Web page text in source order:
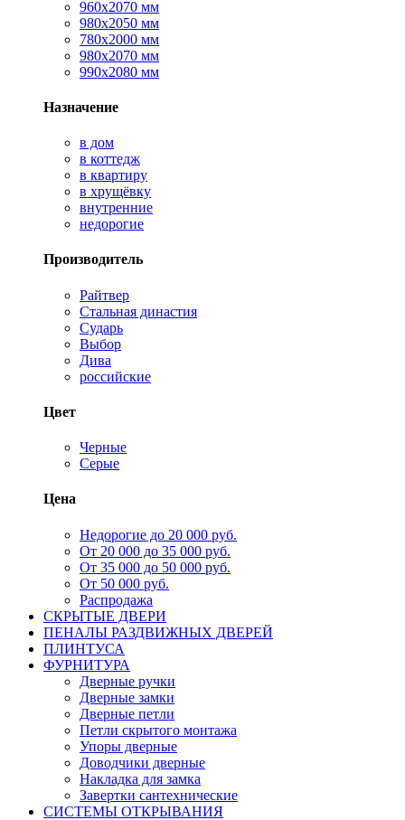
960х2070 мм
980х2050 мм
780х2000 мм
980х2070 мм
990х2080 мм
Назначение
в дом
в коттедж
в квартиру
в хрущёвку
внутренние
недорогие
Производитель
Райтвер
Стальная династия
Сударь
Выбор
Дива
российские
Цвет
Черные
Серые
Цена
Недорогие до 20 000 руб.
От 20 000 до 35 000 руб.
От 35 000 до 50 000 руб.
От 50 000 руб.
Распродажа
СКРЫТЫЕ ДВЕРИ
ПЕНАЛЫ РАЗДВИЖНЫХ ДВЕРЕЙ
ПЛИНТУСА
ФУРНИТУРА
Дверные ручки
Дверные замки
Дверные петли
Петли скрытого монтажа
Упоры дверные
Доводчики дверные
Накладка для замка
Завертки сантехнические
СИСТЕМЫ ОТКРЫВАНИЯ